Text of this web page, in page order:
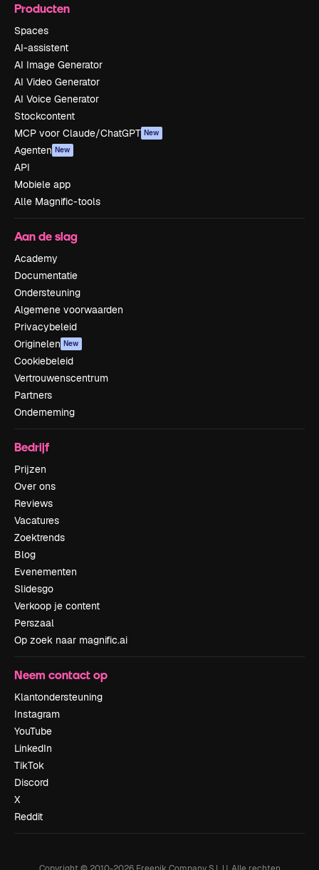
Producten
Spaces
AI-assistent
AI Image Generator
AI Video Generator
AI Voice Generator
Stockcontent
MCP voor Claude/ChatGPT New
Agenten New
API
Mobiele app
Alle Magnific-tools
Aan de slag
Academy
Documentatie
Ondersteuning
Algemene voorwaarden
Privacybeleid
Originelen New
Cookiebeleid
Vertrouwenscentrum
Partners
Onderneming
Bedrijf
Prijzen
Over ons
Reviews
Vacatures
Zoektrends
Blog
Evenementen
Slidesgo
Verkoop je content
Perszaal
Op zoek naar magnific.ai
Neem contact op
Klantondersteuning
Instagram
YouTube
LinkedIn
TikTok
Discord
X
Reddit